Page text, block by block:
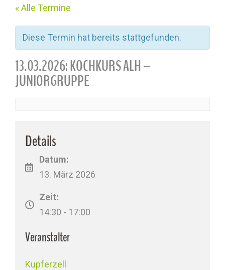
« Alle Termine
Diese Termin hat bereits stattgefunden.
13.03.2026: KOCHKURS ALH –
JUNIORGRUPPE
Details
Datum:
13. März 2026
Zeit:
14:30 - 17:00
Veranstalter
Kupferzell